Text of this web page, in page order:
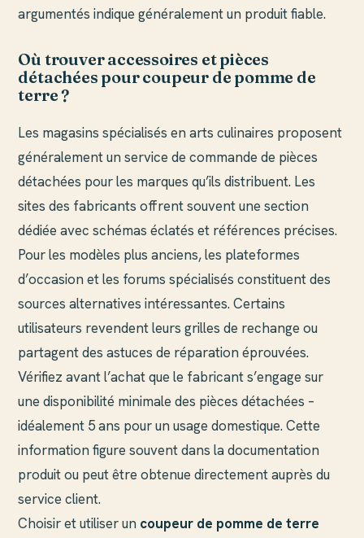
argumentés indique généralement un produit fiable.
Où trouver accessoires et pièces
détachées pour coupeur de pomme de
terre ?
Les magasins spécialisés en arts culinaires proposent
généralement un service de commande de pièces
détachées pour les marques qu’ils distribuent. Les
sites des fabricants offrent souvent une section
dédiée avec schémas éclatés et références précises.
Pour les modèles plus anciens, les plateformes
d’occasion et les forums spécialisés constituent des
sources alternatives intéressantes. Certains
utilisateurs revendent leurs grilles de rechange ou
partagent des astuces de réparation éprouvées.
Vérifiez avant l’achat que le fabricant s’engage sur
une disponibilité minimale des pièces détachées –
idéalement 5 ans pour un usage domestique. Cette
information figure souvent dans la documentation
produit ou peut être obtenue directement auprès du
service client.
Choisir et utiliser un coupeur de pomme de terre